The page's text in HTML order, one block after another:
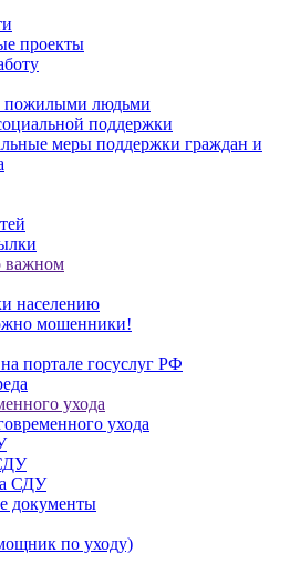
проекты
пожилыми людьми
поддержки
меры поддержки граждан и
важном
населению
мошенники!
портале госуслуг РФ
ухода
ухода
СДУ
документы
по уходу)